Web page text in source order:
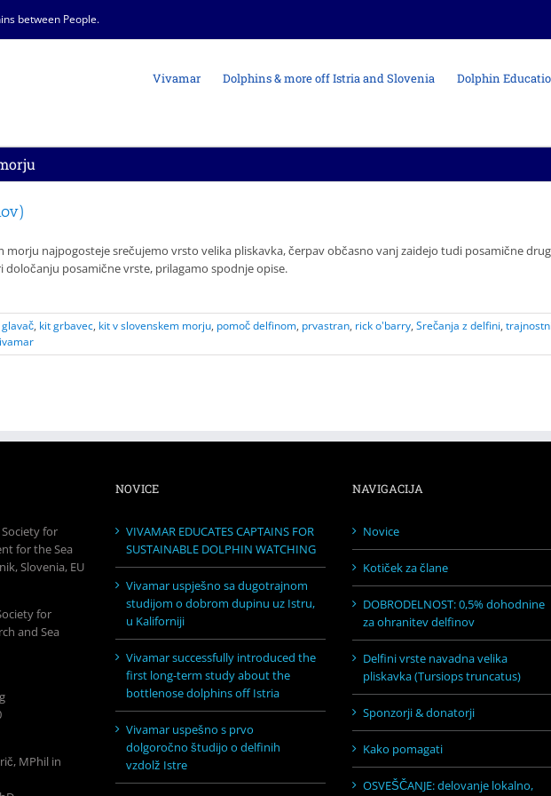
between People.
Vivamar Dolphins & more off Istria and Slovenia Dolphin
morju najpogosteje srečujemo vrsto velika pliskavka, čerpav občasno vanj zaidejo tudi posamične
posamične vrste, prilagamo spodnje opise.
glavač, kit grbavec, kit v slovenskem morju, pomoč delfinom, prvastran, rick o'barry, Srečanja z delfini,
Society for
for the Sea
Slovenia, EU
for
and Sea
MPhil in
NOVICE
VIVAMAR EDUCATES CAPTAINS FOR
SUSTAINABLE DOLPHIN WATCHING
Vivamar uspješno sa dugotrajnom
studijom o dobrom dupinu uz Istru,
u Kaliforniji
Vivamar successfully introduced the
first long-term study about the
bottlenose dolphins off Istria
Vivamar uspešno s prvo
dolgoročno študijo o delfinih
vzdolž Istre
NAVIGACIJA
Novice
Kotiček za člane
DOBRODELNOST: 0,5% dohodnine
za ohranitev delfinov
Delfini vrste navadna velika
pliskavka (Tursiops truncatus)
Sponzorji & donatorji
Kako pomagati
OSVEŠČANJE: delovanje lokalno,